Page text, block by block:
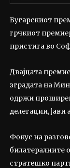
Бугарскиот
грчкиот
пристига во
Двајцата
зградата на
одржи
делегации, јави
Фокус на
билатералните
стратешко